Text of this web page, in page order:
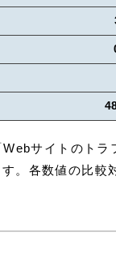
サイトのト
。各数値の比